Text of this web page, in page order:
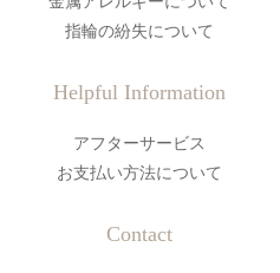
指輪の紛失について
Helpful Information
アフターサービス
お支払い方法について
Contact